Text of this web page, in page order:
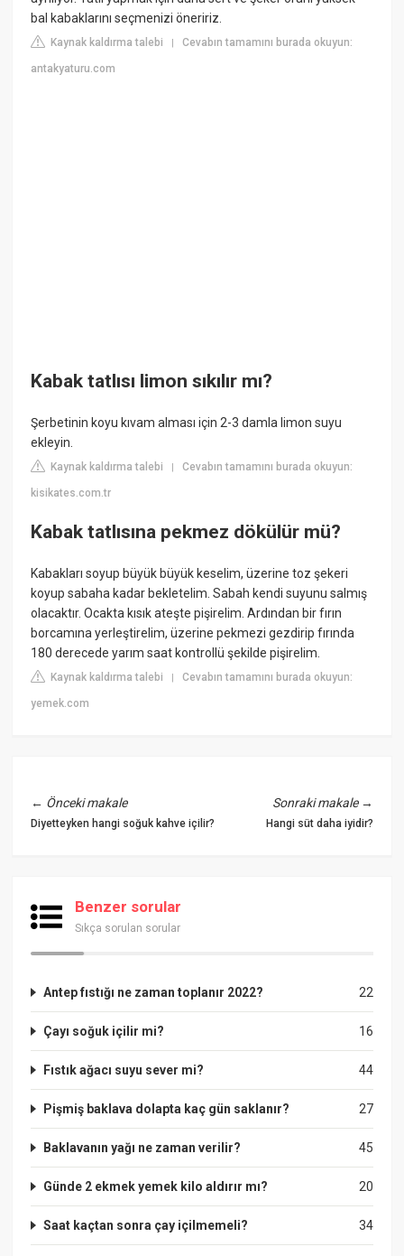
bal kabaklarını seçmenizi öneririz.
Kaynak kaldırma talebi |Cevabın tamamını burada okuyun:
antakyaturu.com
Kabak tatlısı limon sıkılır mı?
Şerbetinin koyu kıvam alması için 2-3 damla limon suyu
ekleyin.
Kaynak kaldırma talebi |Cevabın tamamını burada okuyun:
kisikates.com.tr
Kabak tatlısına pekmez dökülür mü?
Kabakları soyup büyük büyük keselim, üzerine toz şekeri
koyup sabaha kadar bekletelim. Sabah kendi suyunu salmış
olacaktır. Ocakta kısık ateşte pişirelim. Ardından bir fırın
borcamına yerleştirelim, üzerine pekmezi gezdirip fırında
180 derecede yarım saat kontrollü şekilde pişirelim.
Kaynak kaldırma talebi |Cevabın tamamını burada okuyun:
yemek.com
← Önceki makale
Diyetteyken hangi soğuk kahve içilir?
Sonraki makale→
Hangi süt daha iyidir?
Benzer sorular
Sıkça sorulan sorular
22
Antep fıstığı ne zaman toplanır 2022?
16
Çayı soğuk içilir mi?
44
Fıstık ağacı suyu sever mi?
27
Pişmiş baklava dolapta kaç gün saklanır?
45
Baklavanın yağı ne zaman verilir?
20
Günde 2 ekmek yemek kilo aldırır mı?
34
Saat kaçtan sonra çay içilmemeli?